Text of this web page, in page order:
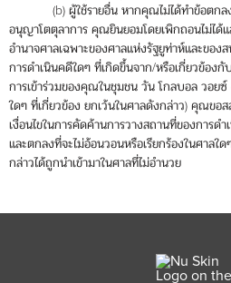
(b) ผู้ใช้รายอื่น หากคุณไม่ได้ทำข้อตกลง
อนุญาโตตุลาการ คุณยินยอมโดยเพิกถอนไม่ได้แ
อำนาจศาลเฉพาะของศาลแห่งรัฐยูท่าห์และของ
การดำเนินคดีใดๆ ที่เกิดขึ้นจาก/หรือเกี่ยวข้องกั
การเข้าร่วมของคุณในชุมชน วัน โกลบอล วอยซ์
ใดๆ ที่เกี่ยวข้อง ยกเว้นในศาลดังกล่าว) คุณขอส
เงื่อนไขในการคัดค้านการวางสถานที่ของการด
และตกลงที่จะไม่อ้อนวอนหรือเรียกร้องในศาลใ
กล่าวได้ถูกนำเข้ามาในศาลที่ไม่อำนวย